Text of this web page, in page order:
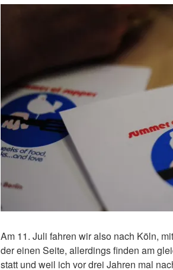
Am 11. Juli fahren wir also nach Köln,
der einen Seite, allerdings finden am
statt und weil ich vor drei Jahren mal